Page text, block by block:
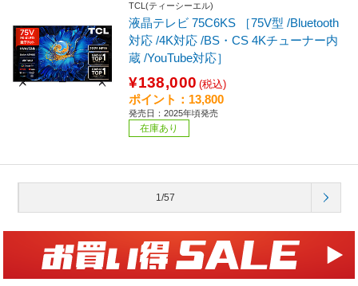
TCL(ティーシーエル)
液晶テレビ 75C6KS ［75V型 /Bluetooth
対応 /4K対応 /BS・CS 4Kチューナー内
蔵 /YouTube対応］
¥138,000 (税込)
ポイント：13,800
発売日：2025年頃発売
在庫あり
1/57